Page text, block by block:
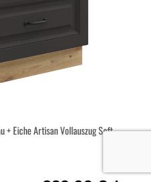
+ Eiche Artisan Vollauszug Soft-